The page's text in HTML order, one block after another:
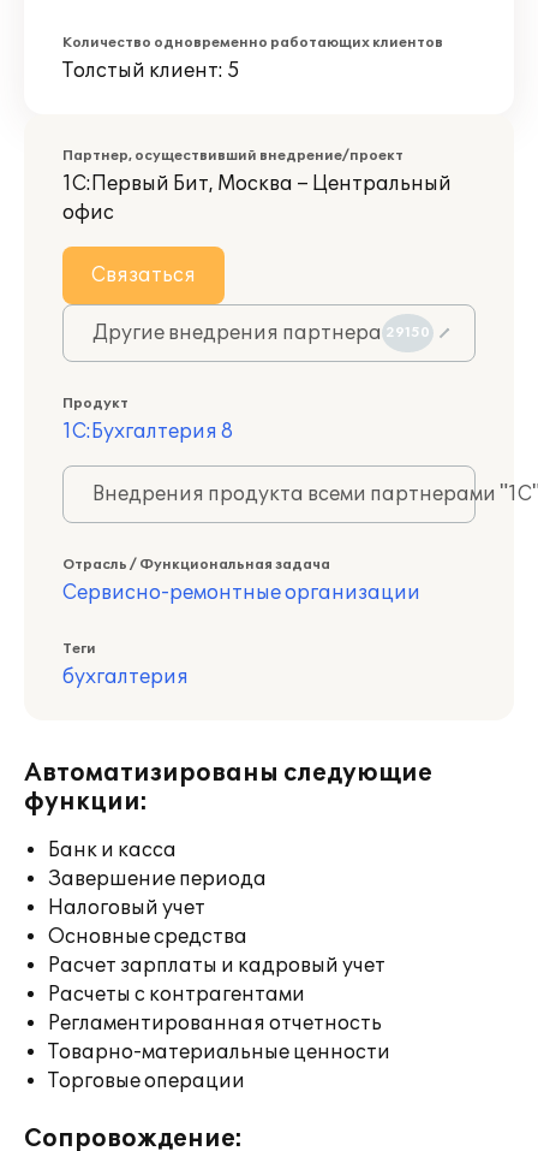
Количество одновременно работающих клиентов
Толстый клиент: 5
Партнер, осуществивший внедрение/проект
1С:Первый Бит, Москва – Центральный
офис
Связаться
Другие внедрения партнера 29150
Продукт
1С:Бухгалтерия 8
Внедрения продукта всеми партнерами
Отрасль / Функциональная задача
Сервисно-ремонтные организации
Теги
бухгалтерия
Автоматизированы следующие
функции:
Банк и касса
Завершение периода
Налоговый учет
Основные средства
Расчет зарплаты и кадровый учет
Расчеты с контрагентами
Регламентированная отчетность
Товарно-материальные ценности
Торговые операции
Сопровождение: